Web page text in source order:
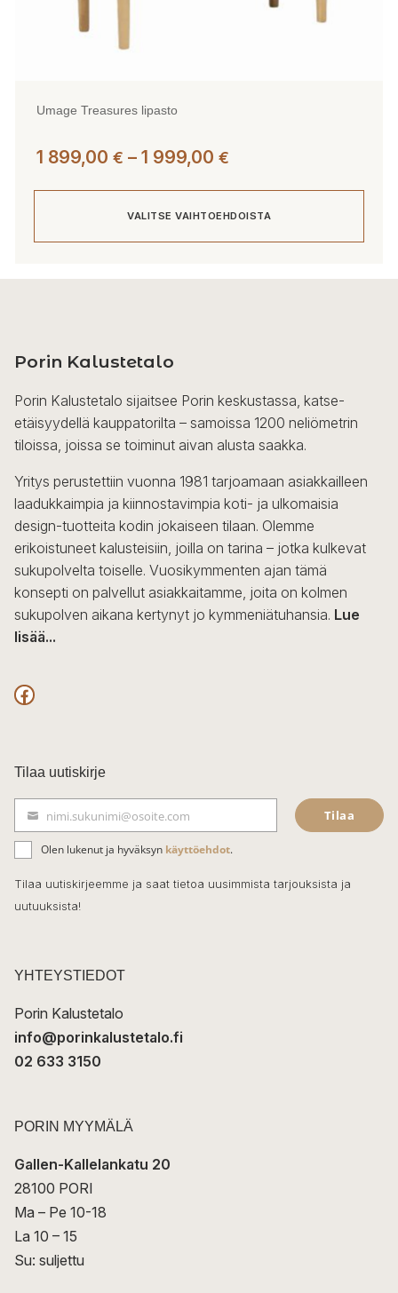
Umage Treasures lipasto
1 899,00 € – 1 999,00 €
-
1
VALITSE VAIHTOEHDOISTA
muunnelma.
tehdä
valinnat
tuotteen
sivulla.
Porin Kalustetalo
Porin Kalustetalo sijaitsee Porin keskustassa, katse-
etäisyydellä kauppatorilta – samoissa 1200 neliömetrin
tiloissa, joissa se toiminut aivan alusta saakka.
Yritys perustettiin vuonna 1981 tarjoamaan asiakkailleen
laadukkaimpia ja kiinnostavimpia koti- ja ulkomaisia
design-tuotteita kodin jokaiseen tilaan. Olemme
erikoistuneet kalusteisiin, joilla on tarina – jotka kulkevat
sukupolvelta toiselle. Vuosikymmenten ajan tämä
konsepti on palvellut asiakkaitamme, joita on kolmen
sukupolven aikana kertynyt jo kymmeniätuhansia. Lue
lisää...
F
c
e
b
o
o
k
Tilaa uutiskirje
ä
h
k
t
nimi.sukunimi@osoite.com Tilaa
Olen lukenut ja hyväksyn käyttöehdot.
Tilaa uutiskirjeemme ja saat tietoa uusimmista tarjouksista ja
uutuuksista!
YHTEYSTIEDOT
Porin Kalustetalo
info@porinkalustetalo.fi
02 633 3150
PORIN MYYMÄLÄ
Gallen-Kallelankatu 20
28100 PORI
Ma – Pe 10-18
La 10 – 15
Su: suljettu